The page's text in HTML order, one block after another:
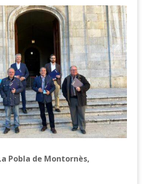
Pobla de Montornès,